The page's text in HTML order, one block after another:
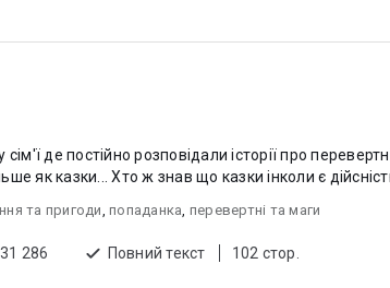
сім'ї де постійно розповідали історії про
як казки... Хто ж знав що казки інколи є
та пригоди, попаданка, перевертні та маги
286 Повний текст 102 стор.